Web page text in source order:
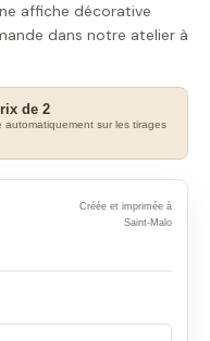
affiche décorative
dans notre atelier à
de 2
sur les tirages
Créée et imprimée à
Saint-Malo